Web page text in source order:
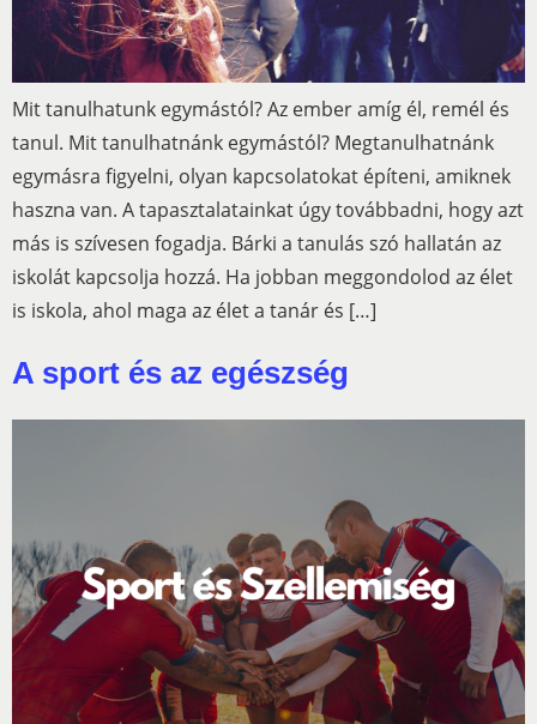
Mit tanulhatunk egymástól? Az ember amíg él, remél és
tanul. Mit tanulhatnánk egymástól? Megtanulhatnánk
egymásra figyelni, olyan kapcsolatokat építeni, amiknek
haszna van. A tapasztalatainkat úgy továbbadni, hogy azt
más is szívesen fogadja. Bárki a tanulás szó hallatán az
iskolát kapcsolja hozzá. Ha jobban meggondolod az élet
is iskola, ahol maga az élet a tanár és […]
A sport és az egészség